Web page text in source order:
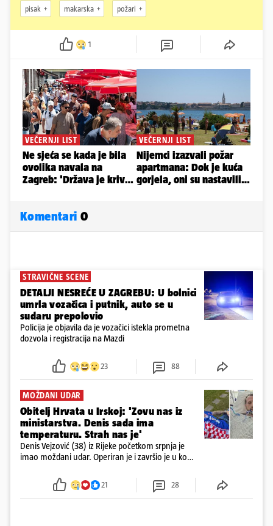
pisak makarska požari
1
Komentari 0
STRAVIČNE SCENE
DETALJI NESREĆE U ZAGREBU: U bolnici
umrla vozačica i putnik, auto se u
sudaru prepolovio
Policija je objavila da je vozačici istekla prometna
dozvola i registracija na Mazdi
23 88
MOŽDANI UDAR
Obitelj Hrvata u Irskoj: 'Zovu nas iz
ministarstva. Denis sada ima
temperaturu. Strah nas je'
Denis Vejzović (38) iz Rijeke početkom srpnja je
imao moždani udar. Operiran je i završio je u komi.
tamošnji liječnici ne vjeruju u oporavak: 'Imamo
21 28